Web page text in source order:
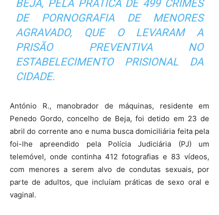
BEJA, PELA PRÁTICA DE 499 CRIMES
DE PORNOGRAFIA DE MENORES
AGRAVADO, QUE O LEVARAM A
PRISÃO PREVENTIVA NO
ESTABELECIMENTO PRISIONAL DA
CIDADE.
António R., manobrador de máquinas, residente em
Penedo Gordo, concelho de Beja, foi detido em 23 de
abril do corrente ano e numa busca domiciliária feita pela
foi-lhe apreendido pela Polícia Judiciária (PJ) um
telemóvel, onde continha 412 fotografias e 83 vídeos,
com menores a serem alvo de condutas sexuais, por
parte de adultos, que incluíam práticas de sexo oral e
vaginal.